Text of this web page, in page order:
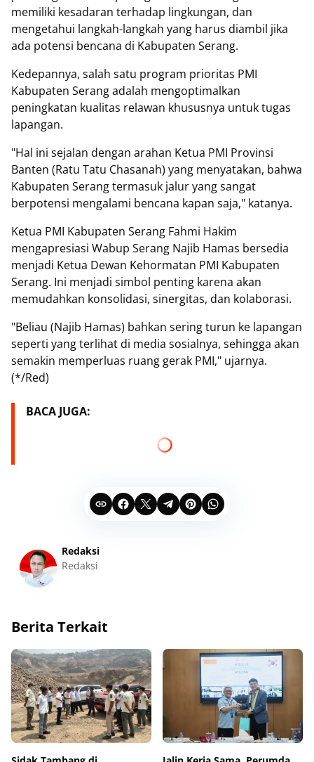
memiliki kesadaran terhadap lingkungan, dan
mengetahui langkah-langkah yang harus diambil jika
ada potensi bencana di Kabupaten Serang.
Kedepannya, salah satu program prioritas PMI
Kabupaten Serang adalah mengoptimalkan
peningkatan kualitas relawan khususnya untuk tugas
lapangan.
"Hal ini sejalan dengan arahan Ketua PMI Provinsi
Banten (Ratu Tatu Chasanah) yang menyatakan, bahwa
Kabupaten Serang termasuk jalur yang sangat
berpotensi mengalami bencana kapan saja," katanya.
Ketua PMI Kabupaten Serang Fahmi Hakim
mengapresiasi Wabup Serang Najib Hamas bersedia
menjadi Ketua Dewan Kehormatan PMI Kabupaten
Serang. Ini menjadi simbol penting karena akan
memudahkan konsolidasi, sinergitas, dan kolaborasi.
"Beliau (Najib Hamas) bahkan sering turun ke lapangan
seperti yang terlihat di media sosialnya, sehingga akan
semakin memperluas ruang gerak PMI," ujarnya.
(*/Red)
BACA JUGA:
Redaksi
Redaksi
Berita Terkait